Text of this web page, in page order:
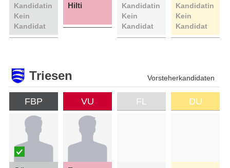
Kandidatin
Kein
Kandidat
Hilti
Kandidatin
Kein
Kandidat
Kandidatin
Kein
Kandidat
Triesen Vorsteherkandidaten
FBP VU FL DU